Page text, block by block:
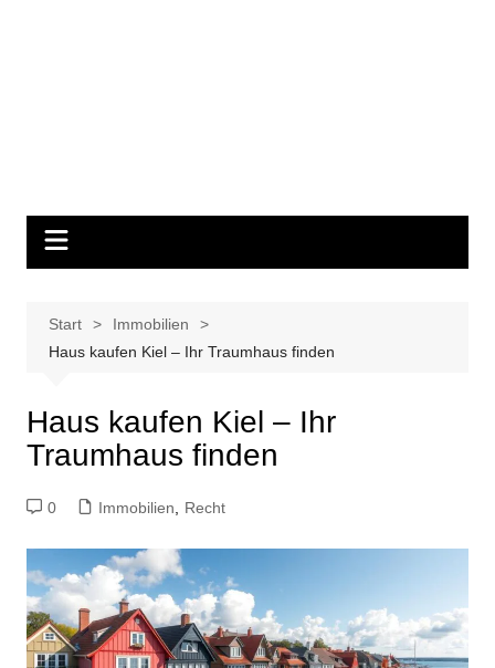
Start
Immobilien
Haus kaufen Kiel – Ihr Traumhaus finden
Haus kaufen Kiel – Ihr
Traumhaus finden
0 Immobilien Recht